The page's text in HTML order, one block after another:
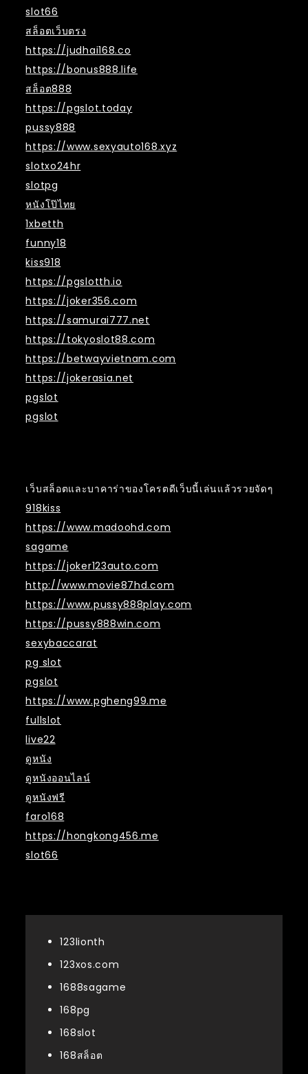
slot66
สล็อตเว็บตรง
https://judhai168.co
https://bonus888.life
สล็อต888
https://pgslot.today
pussy888
https://www.sexyauto168.xyz
slotxo24hr
slotpg
หนังโป๊ไทย
1xbetth
funny18
kiss918
https://pgslotth.io
https://joker356.com
https://samurai777.net
https://tokyoslot88.com
https://betwayvietnam.com
https://jokerasia.net
pgslot
pgslot
เว็บสล็อตและบาคาร่าของโครตดีเว็บนี้เล่นแล้วรวยจัดๆ
918kiss
https://www.madoohd.com
sagame
https://joker123auto.com
http://www.movie87hd.com
https://www.pussy888play.com
https://pussy888win.com
sexybaccarat
pg slot
pgslot
https://www.pgheng99.me
fullslot
live22
ดูหนัง
ดูหนังออนไลน์
ดูหนังฟรี
faro168
https://hongkong456.me
slot66
123lionth
123xos.com
1688sagame
168pg
168slot
168สล็อต